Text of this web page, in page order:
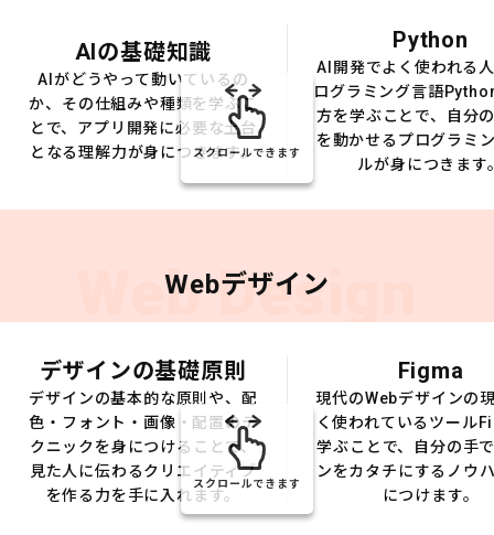
AIの基礎知識
AIがどうやって動いているの
か、その仕組みや種類を学ぶこ
とで、アプリ開発に必要な土台
となる理解力が身につきます。
Python
AI開発でよく使われる
ログラミング言語
方を学ぶことで、自分
を動かせるプログラミ
ルが身につきます
スクロールできます
Web Design
Webデザイン
デザインの基礎原則
デザインの基本的な原則や、配
色・フォント・画像・配置のテ
クニックを身につけることで、
見た人に伝わるクリエイティブ
を作る力を手に入れます。
Figma
現代のWebデザインの
く使われているツール
学ぶことで、自分の手
ンをカタチにするノウ
につけます。
スクロールできます